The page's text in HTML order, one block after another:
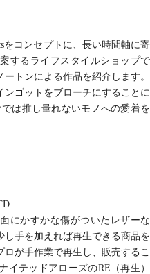
をコンセプトに、長い時間軸に寄
するライフスタイルショップで
トンによる作品を紹介します。
ゴットをブローチにすることに
は推し量れないモノへの愛着を
にかすかな傷がついたレザーな
し手を加えれば再生できる商品を
が手作業で再生し、販売するこ
イテッドアローズのRE（再生）